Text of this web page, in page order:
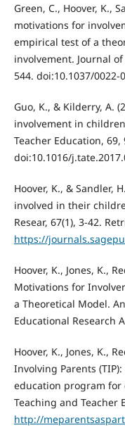
Green, C., Hoover, K.,
motivations for
empirical test of a
involvement. Journal
544. doi:10.1037/0022-
Guo, K., & Kilderry, A.
involvement in
Teacher Education, 69,
doi:10.1016/
Hoover, K., & Sandler,
involved in their
Resear, 67(1), 3-42.
https://
Hoover, K., Jones, K.,
Motivations for
a Theoretical Model.
Educational Research
Hoover, K., Jones, K.,
Involving Parents
education program
Teaching and Teacher
http://